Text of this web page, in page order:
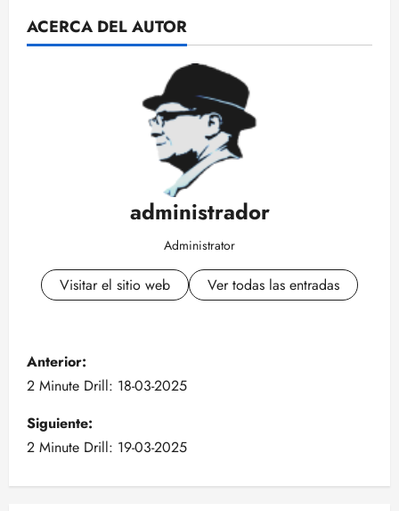
ACERCA DEL AUTOR
administrador
Administrator
Visitar el sitio web Ver todas las entradas
N
a
v
e
Anterior:
2 Minute Drill: 18-03-2025
Siguiente:
2 Minute Drill: 19-03-2025